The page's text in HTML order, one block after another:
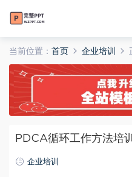
当前位置： 首页 企业培训
PDCA循环工作方法培
企业培训